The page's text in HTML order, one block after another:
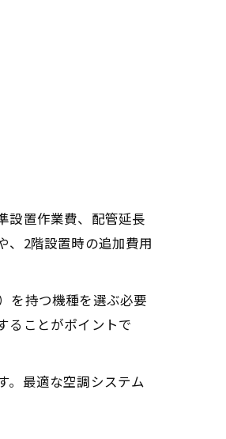
設置作業費、配管延長
、2階設置時の追加費用
を持つ機種を選ぶ必要
ることがポイントで
。最適な空調システム